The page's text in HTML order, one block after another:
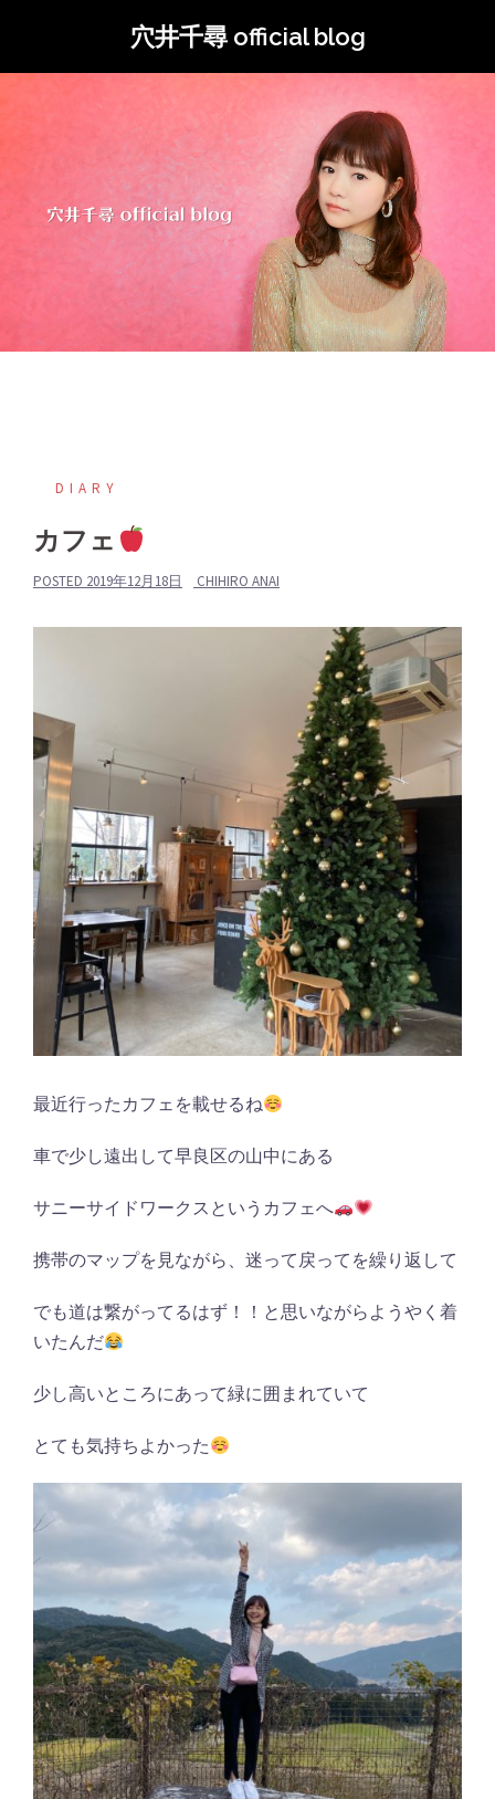
テ
穴井千尋 official blog
DIARY
カフェ
POSTED 2019年12月18日 CHIHIRO ANAI
最近行ったカフェを載せるね
車で少し遠出して早良区の山中にある
サニーサイドワークスというカフェへ
携帯のマップを見ながら、迷って戻ってを繰り返して
でも道は繋がってるはず！！と思いながらようやく着
いたんだ
少し高いところにあって緑に囲まれていて
とても気持ちよかった